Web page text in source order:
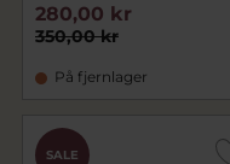
350,00 kr
280,00 kr
På fjernlager
SALE